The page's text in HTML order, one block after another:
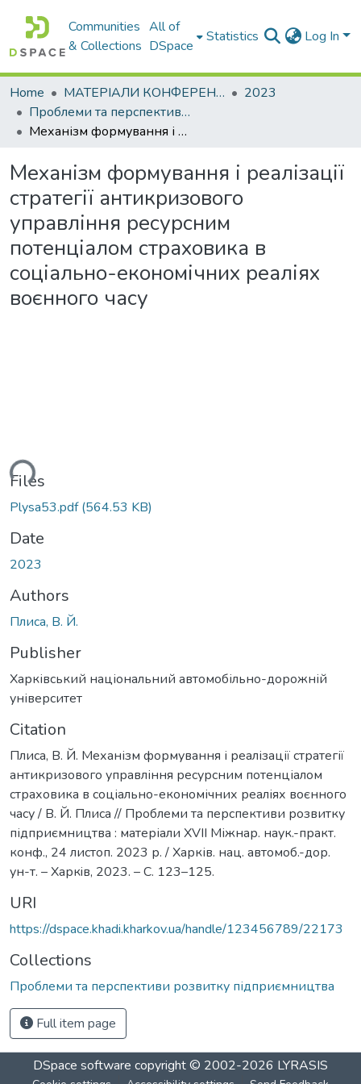
Communities
& Collections
All of
DSpace
Statistics Log In
Home МАТЕРІАЛИ КОНФЕРЕНЦІЙ
2023
Проблеми та перспективи розвитку підприємництва
Механізм формування і реалізації стратегії антикризового управління ресурсним потенціалом страховика в соціально-економічних реаліях воєнного часу
Механізм формування і реалізації
стратегії антикризового
управління ресурсним
потенціалом страховика в
соціально-економічних реаліях
воєнного часу
Files
Plysa53.pdf(564.53 KB)
Date
2023
Authors
Плиса, В. Й.
Publisher
Харківський національний автомобільно-дорожній
університет
Citation
Плиса, В. Й. Механізм формування і реалізації стратегії
антикризового управління ресурсним потенціалом
страховика в соціально-економічних реаліях воєнного
часу / В. Й. Плиса // Проблеми та перспективи розвитку
підприємництва : матеріали ХVІI Міжнар. наук.-практ.
конф., 24 листоп. 2023 р. / Харків. нац. автомоб.-дор.
ун-т. – Харкiв, 2023. – С. 123–125.
URI
https://dspace.khadi.kharkov.ua/handle/123456789/22173
Collections
Проблеми та перспективи розвитку підприємництва
Full item page
DSpace software copyright © 2002-2026 LYRASIS